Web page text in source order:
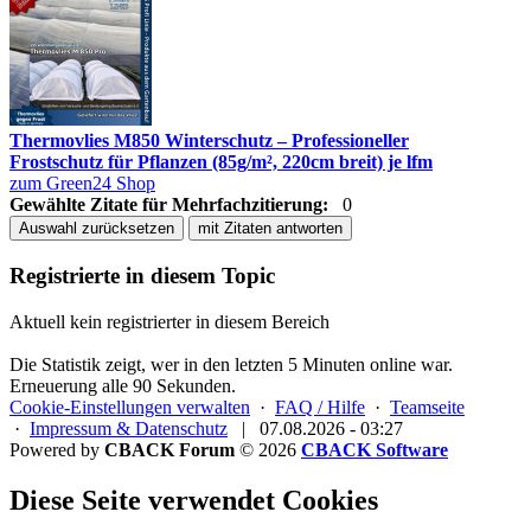
Thermovlies M850 Winterschutz – Professioneller
Frostschutz für Pflanzen (85g/m², 220cm breit) je lfm
zum Green24 Shop
Gewählte Zitate für Mehrfachzitierung:
0
Auswahl zurücksetzen mit Zitaten antworten
Registrierte in diesem Topic
Aktuell kein registrierter in diesem Bereich
Die Statistik zeigt, wer in den letzten 5 Minuten online war.
Erneuerung alle 90 Sekunden.
Cookie-Einstellungen verwalten · FAQ / Hilfe · Teamseite
· Impressum & Datenschutz |
07.08.2026 - 03:27
Powered by CBACK Forum © 2026 CBACK Software
Diese Seite verwendet Cookies